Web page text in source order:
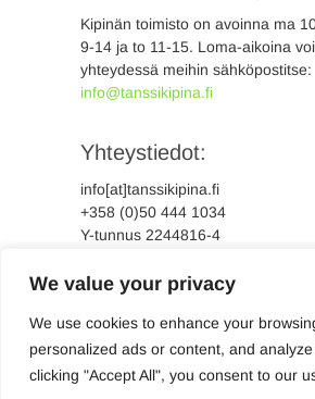
We value your privacy
We use cookies to enhance your
personalized ads or content, and
clicking "Accept All", you consent to our
Kipinän toimisto on avoinna ma
9-14 ja to 11-15. Loma-aikoina
yhteydessä meihin sähköpostitse:
info@tanssikipina.fi
Yhteystiedot:
info[at]tanssikipina.fi
+358 (0)50 444 1034
Y-tunnus 2244816-4